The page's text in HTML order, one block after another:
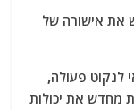
את אישורה של
לנקוט פעולה,
מחדש את יכולות